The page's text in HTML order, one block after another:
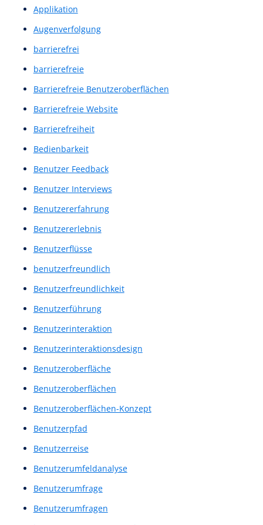
A/B-Test
A/B-Testing
A/B-Tests
Accessibility
Analyse der Nutzerinteraktionen
Anwenderbefragung
Anwenderbefragungen
Applikation
Augenverfolgung
barrierefrei
barrierefreie
Barrierefreie Benutzeroberflächen
Barrierefreie Website
Barrierefreiheit
Benutzer Interviews
Benutzererfahrung
Benutzererlebnis
Benutzerflüsse